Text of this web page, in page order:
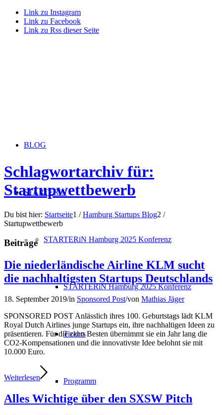
Link zu Instagram
Link zu Facebook
Link zu Rss dieser Seite
BLOG
STARTERiN
STARTERiN Hamburg 2025 Konferenz
STARTERiN Hamburg 2025 Konferenz
Tickets
Programm
Schlagwortarchiv für:
Startupwettbewerb
Du bist hier: Startseite1 / Hamburg Startups Blog2 /
Startupwettbewerb
Beiträge
Die niederländische Airline KLM sucht
die nachhaltigsten Startups Deutschlands
18. September 2019/in Sponsored Post/von Mathias Jäger
SPONSORED POST Anlässlich ihres 100. Geburtstags lädt KLM
Royal Dutch Airlines junge Startups ein, ihre nachhaltigen Ideen zu
präsentieren. Für die zehn Besten übernimmt sie ein Jahr lang die
CO2-Kompensationen und die innovativste Idee belohnt sie mit
10.000 Euro.
Weiterlesen
Alles Wichtige über den SXSW Pitch